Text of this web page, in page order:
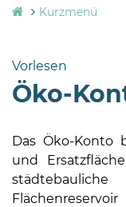
Bramstedt
Bleeck 15-
Bramstedt
04192-
506-
language
Kurzmenü
Vorlesen
Öko-
Das Öko-Konto
und